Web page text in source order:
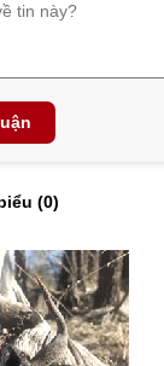
(0)